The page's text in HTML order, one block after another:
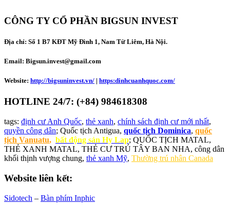
CÔNG TY CỔ PHẦN BIGSUN INVEST
Địa chỉ: Số 1 B7 KĐT Mỹ Đình 1, Nam Từ Liêm, Hà Nội.
Email: Bigsun.invest@gmail.com
Website: http://bigsuninvest.vn/ | https:dinhcuanhquoc.com/
HOTLINE 24/7: (+84) 984618308
tags: định cư Anh Quốc, thẻ xanh, chính sách định cư mới nhất,
quyền công dân; Quốc tịch Antigua, quốc tịch Dominica, quốc
tịch Vanuatu, bất động sản Hy Lap; QUỐC TỊCH MATAL,
THẺ XANH MATAL, THẺ CƯ TRÚ TÂY BAN NHA, công dân
khối thịnh vượng chung, thẻ xanh Mỹ, Thường trú nhân Canada
Website liên kết:
Sidotech – Bàn phím Inphic